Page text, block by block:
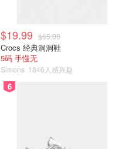
$19.99 $65.00
Crocs 经典洞洞鞋
5码 手慢无
Simons 1846人感兴趣
6